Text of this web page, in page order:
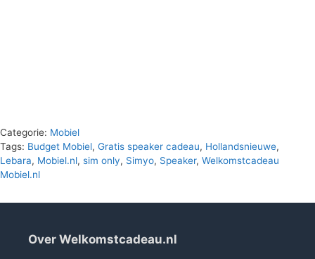
Categorie: Mobiel
Tags: Budget Mobiel, Gratis speaker cadeau, Hollandsnieuwe,
Lebara, Mobiel.nl, sim only, Simyo, Speaker, Welkomstcadeau
Mobiel.nl
Over Welkomstcadeau.nl